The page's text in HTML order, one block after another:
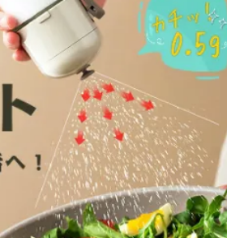
書籍・雑誌出版
チャレンジ
CAMPFIRE for Social Good
CAMPFIREふるさと納税